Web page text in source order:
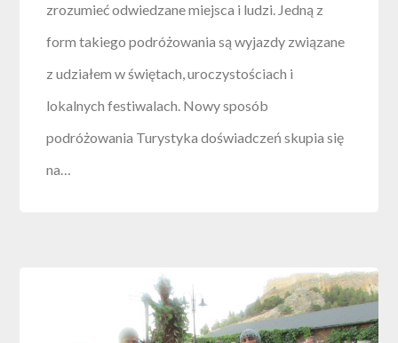
zrozumieć odwiedzane miejsca i ludzi. Jedną z
form takiego podróżowania są wyjazdy związane
z udziałem w świętach, uroczystościach i
lokalnych festiwalach. Nowy sposób
podróżowania Turystyka doświadczeń skupia się
na…